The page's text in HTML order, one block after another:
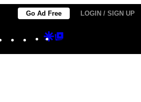
Go Ad Free LOGIN / SIGN UP
Instagram
TikTokYouTube
Google